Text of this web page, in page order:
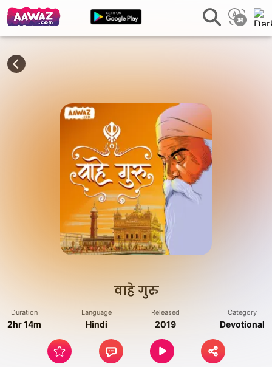
वाहे गुरु
Duration
2hr 14m
Language
Hindi
Released
2019
Category
Devotional